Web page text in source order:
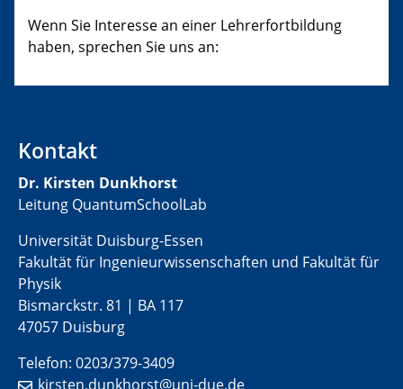
Wenn Sie Interesse an einer Lehrerfortbildung
haben, sprechen Sie uns an:
Kontakt
Dr. Kirsten Dunkhorst
Leitung QuantumSchoolLab
Universität Duisburg-Essen
Fakultät für Ingenieurwissenschaften und Fakultät für
Physik
Bismarckstr. 81 | BA 117
47057 Duisburg
Telefon: 0203/379-3409
kirsten.dunkhorst@uni-due.de